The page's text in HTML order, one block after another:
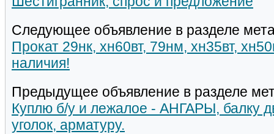
Следующее объявление в разделе
Прокат 29нк, хн60вт, 79нм, хн35вт,
наличия!
Предыдущее объявление в разделе
Куплю б/у и лежалое - АНГАРЫ, балку
уголок, арматуру.